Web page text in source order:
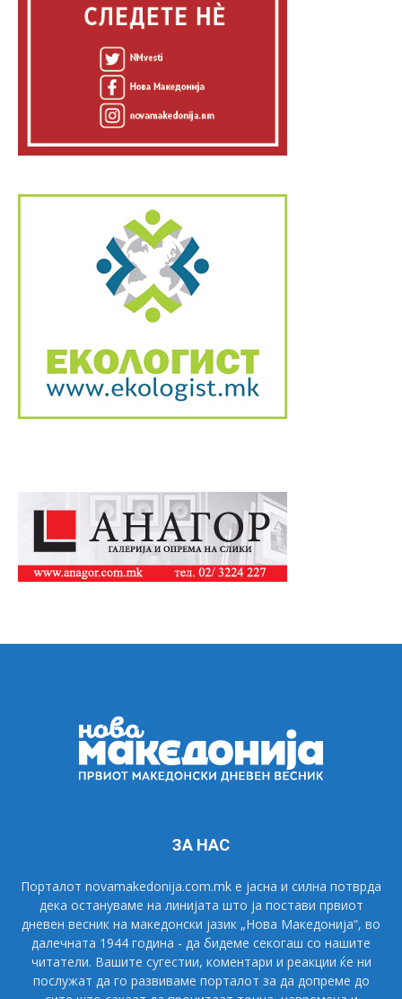
ЗА НАС
Порталот novamakedonija.com.mk е јасна и силна потврда
дека остануваме на линијата што ја постави првиот
дневен весник на македонски јазик „Нова Македонија“, во
далечната 1944 година - да бидеме секогаш со нашите
читатели. Вашите сугестии, коментари и реакции ќе ни
послужат да го развиваме порталот за да допреме до